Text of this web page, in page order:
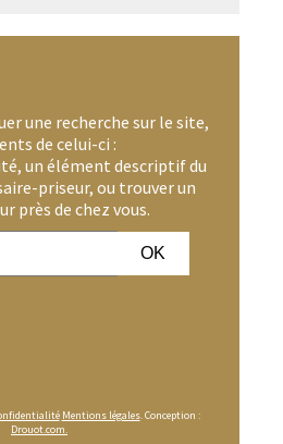
une recherche sur le site,
de celui-ci :
un élément descriptif du
priseur, ou trouver un
près de chez vous.
Mentions légales. Conception :
Drouot.com.